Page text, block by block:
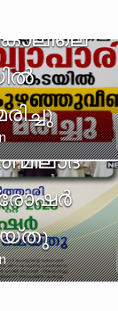
മീലാദ്